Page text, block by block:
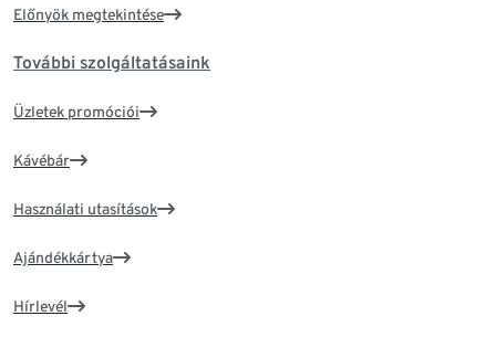
Előnyök megtekintése
További szolgáltatásaink
Üzletek promóciói
Kávébár
Használati utasítások
Ajándékkártya
Hírlevél